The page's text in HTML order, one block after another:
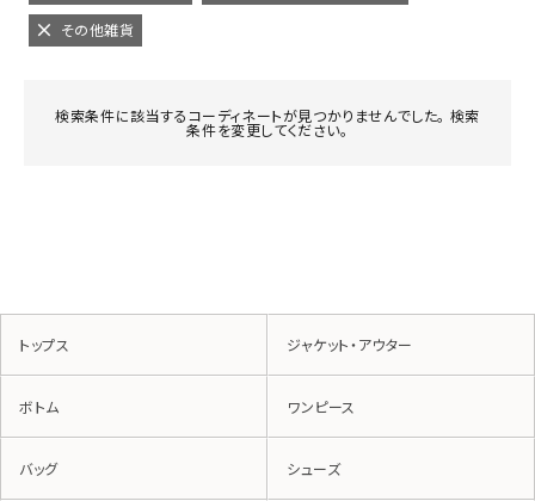
その他雑貨
検索条件に該当するコーディネートが見つかりませんでした。 検索
条件を変更してください。
トップス ジャケット・アウター
ボトム ワンピース
バッグ シューズ